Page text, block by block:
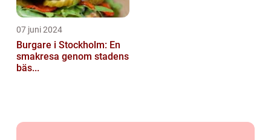
07 juni 2024
Burgare i Stockholm: En
smakresa genom stadens
bäs...